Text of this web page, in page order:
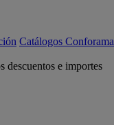
Catálogos Conforama
descuentos e importes